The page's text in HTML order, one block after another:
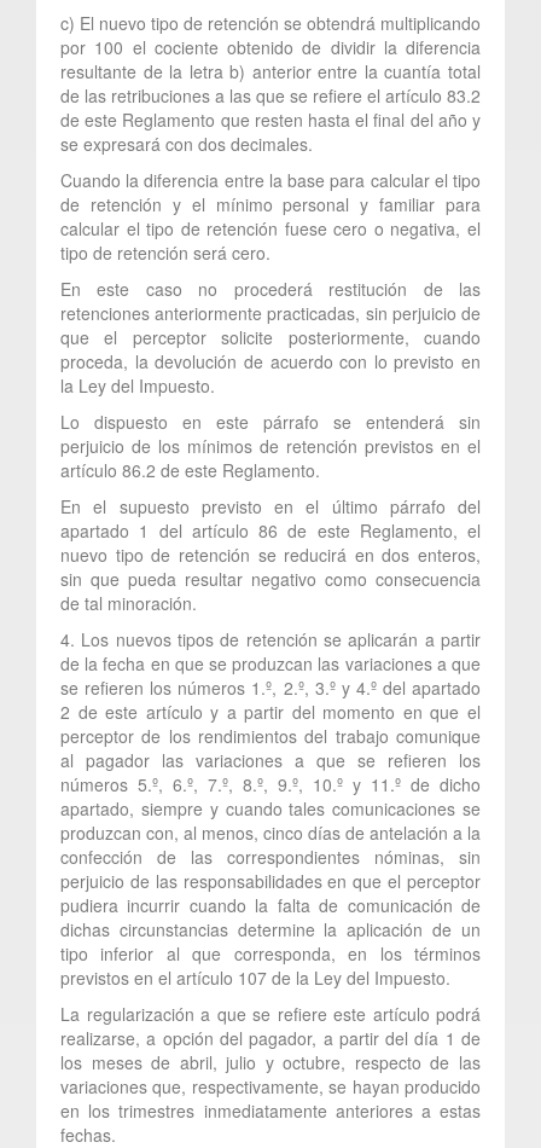
c) El nuevo tipo de retención se obtendrá multiplicando
por 100 el cociente obtenido de dividir la diferencia
resultante de la letra b) anterior entre la cuantía total
de las retribuciones a las que se refiere el artículo 83.2
de este Reglamento que resten hasta el final del año y
se expresará con dos decimales.
Cuando la diferencia entre la base para calcular el tipo
de retención y el mínimo personal y familiar para
calcular el tipo de retención fuese cero o negativa, el
tipo de retención será cero.
En este caso no procederá restitución de las
retenciones anteriormente practicadas, sin perjuicio de
que el perceptor solicite posteriormente, cuando
proceda, la devolución de acuerdo con lo previsto en
la Ley del Impuesto.
Lo dispuesto en este párrafo se entenderá sin
perjuicio de los mínimos de retención previstos en el
artículo 86.2 de este Reglamento.
En el supuesto previsto en el último párrafo del
apartado 1 del artículo 86 de este Reglamento, el
nuevo tipo de retención se reducirá en dos enteros,
sin que pueda resultar negativo como consecuencia
de tal minoración.
4. Los nuevos tipos de retención se aplicarán a partir
de la fecha en que se produzcan las variaciones a que
se refieren los números 1.º, 2.º, 3.º y 4.º del apartado
2 de este artículo y a partir del momento en que el
perceptor de los rendimientos del trabajo comunique
al pagador las variaciones a que se refieren los
números 5.º, 6.º, 7.º, 8.º, 9.º, 10.º y 11.º de dicho
apartado, siempre y cuando tales comunicaciones se
produzcan con, al menos, cinco días de antelación a la
confección de las correspondientes nóminas, sin
perjuicio de las responsabilidades en que el perceptor
pudiera incurrir cuando la falta de comunicación de
dichas circunstancias determine la aplicación de un
tipo inferior al que corresponda, en los términos
previstos en el artículo 107 de la Ley del Impuesto.
La regularización a que se refiere este artículo podrá
realizarse, a opción del pagador, a partir del día 1 de
los meses de abril, julio y octubre, respecto de las
variaciones que, respectivamente, se hayan producido
en los trimestres inmediatamente anteriores a estas
fechas.